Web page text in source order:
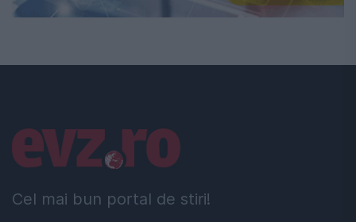
Cel mai bun portal de stiri!
Linkuri utile